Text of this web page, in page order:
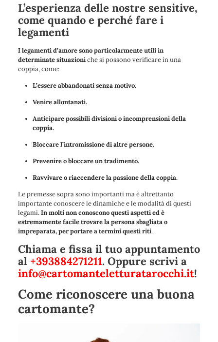
L’esperienza delle nostre sensitive,
come quando e perché fare i
legamenti
I legamenti d’amore sono particolarmente utili in
determinate situazioniche si possono verificare in una
coppia, come:
L’essere abbandonati senza motivo.
Venire allontanati.
Anticipare possibili divisioni o incomprensioni della
coppia.
Bloccare l’intromissione di altre persone.
Prevenire o bloccare un tradimento.
Ravvivare o riaccendere la passione della coppia.
Le premesse sopra sono importanti ma è altrettanto
importante conoscere le dinamiche e le modalità di questi
legami.In molti non conoscono questi aspetti ed è
estremamente facile trovare la persona sbagliata o
impreparata, per portare a termini questi riti.
Chiama e fissa il tuo appuntamento
al +393884271211. Oppure scrivi a
info@cartomanteletturatarocchi.it!
Come riconoscere una buona
cartomante?